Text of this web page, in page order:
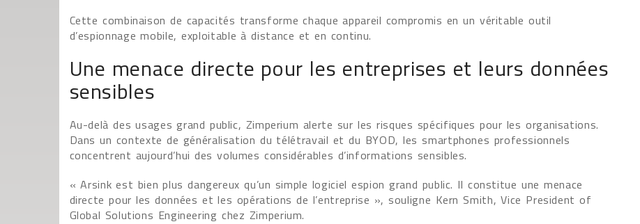
Cette combinaison de capacités transforme chaque appareil compromis en un véritable outil
d’espionnage mobile, exploitable à distance et en continu.
Une menace directe pour les entreprises et leurs données
sensibles
Au-delà des usages grand public, Zimperium alerte sur les risques spécifiques pour les organisations.
Dans un contexte de généralisation du télétravail et du BYOD, les smartphones professionnels
concentrent aujourd’hui des volumes considérables d’informations sensibles.
« Arsink est bien plus dangereux qu’un simple logiciel espion grand public. Il constitue une menace
directe pour les données et les opérations de l’entreprise », souligne Kern Smith, Vice President of
Global Solutions Engineering chez Zimperium.